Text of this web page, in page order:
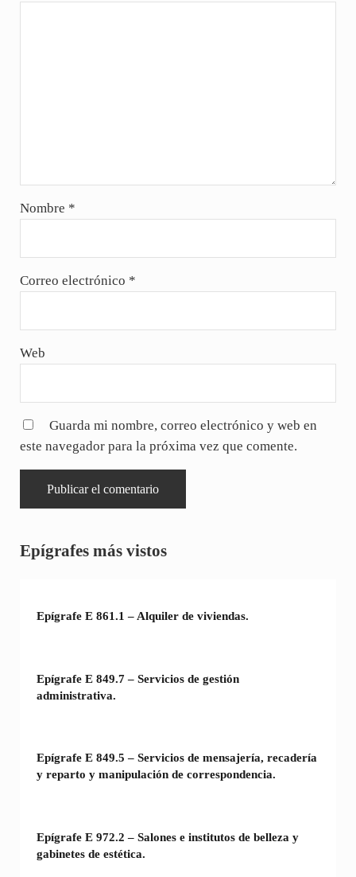
Nombre *
Correo electrónico *
Web
Guarda mi nombre, correo electrónico y web en
este navegador para la próxima vez que comente.
Sidebar
Epígrafes más vistos
Epígrafe E 861.1 – Alquiler de viviendas.
Epígrafe E 849.7 – Servicios de gestión
administrativa.
Epígrafe E 849.5 – Servicios de mensajería, recadería
y reparto y manipulación de correspondencia.
Epígrafe E 972.2 – Salones e institutos de belleza y
gabinetes de estética.